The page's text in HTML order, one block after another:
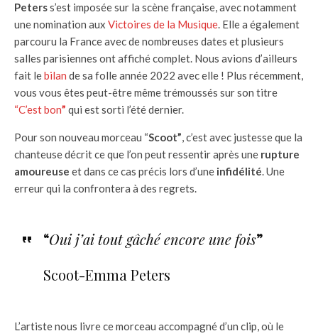
Peterss’est imposée sur la scène française, avec notamment
une nomination aux Victoires de la Musique. Elle a également
parcouru la France avec de nombreuses dates et plusieurs
salles parisiennes ont affiché complet. Nous avions d’ailleurs
fait lebilan de sa folle année 2022 avec elle ! Plus récemment,
vous vous êtes peut-être même trémoussés sur son titre
“C’est bon” qui est sorti l’été dernier.
Pour son nouveau morceau “Scoot”, c’est avec justesse que la
chanteuse décrit ce que l’on peut ressentir après une rupture
amoureuse et dans ce cas précis lors d’une infidélité. Une
erreur qui la confrontera à des regrets.
“Oui j’ai tout gâché encore une fois”
Scoot-Emma Peters
L’artiste nous livre ce morceau accompagné d’un clip, où le